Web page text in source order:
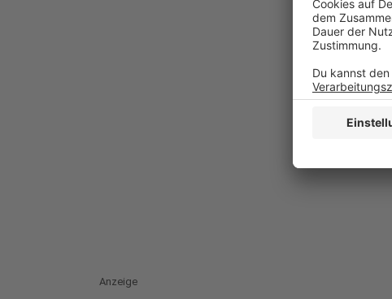
Anzeige